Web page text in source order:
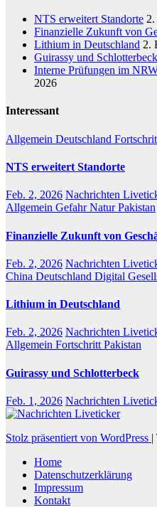
NTS erweitert Standorte
Finanzielle Zukunft von
Lithium in Deutschland 2.
Guirassy und Schlotterbeck
Interne Prüfungen im
2026
Interessant
Allgemein Deutschland
NTS erweitert Standorte
Feb. 2, 2026 Nachrichten
Allgemein GefahrNaturPakistan
Finanzielle Zukunft von
Feb. 2, 2026 Nachrichten
China Deutschland Digital
Lithium in Deutschland
Feb. 2, 2026 Nachrichten
Allgemein Fortschritt Pakistan
Guirassy und Schlotterbeck
Feb. 1, 2026 Nachrichten
Stolz präsentiert von WordPress |
Home
Datenschutzerklärung
Impressum
Kontakt